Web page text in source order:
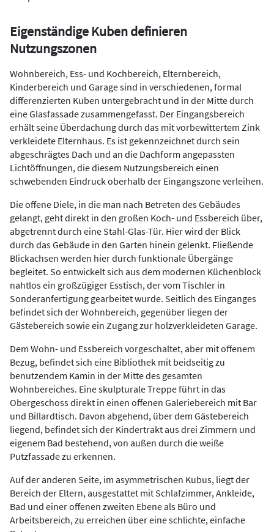
Eigenständige Kuben definieren
Nutzungszonen
Wohnbereich, Ess- und Kochbereich, Elternbereich,
Kinderbereich und Garage sind in verschiedenen, formal
differenzierten Kuben untergebracht und in der Mitte durch
eine Glasfassade zusammengefasst. Der Eingangsbereich
erhält seine Überdachung durch das mit vorbewittertem Zink
verkleidete Elternhaus. Es ist gekennzeichnet durch sein
abgeschrägtes Dach und an die Dachform angepassten
Lichtöffnungen, die diesem Nutzungsbereich einen
schwebenden Eindruck oberhalb der Eingangszone verleihen.
Die offene Diele, in die man nach Betreten des Gebäudes
gelangt, geht direkt in den großen Koch- und Essbereich über,
abgetrennt durch eine Stahl-Glas-Tür. Hier wird der Blick
durch das Gebäude in den Garten hinein gelenkt. Fließende
Blickachsen werden hier durch funktionale Übergänge
begleitet. So entwickelt sich aus dem modernen Küchenblock
nahtlos ein großzügiger Esstisch, der vom Tischler in
Sonderanfertigung gearbeitet wurde. Seitlich des Einganges
befindet sich der Wohnbereich, gegenüber liegen der
Gästebereich sowie ein Zugang zur holzverkleideten Garage.
Dem Wohn- und Essbereich vorgeschaltet, aber mit offenem
Bezug, befindet sich eine Bibliothek mit beidseitig zu
benutzendem Kamin in der Mitte des gesamten
Wohnbereiches. Eine skulpturale Treppe führt in das
Obergeschoss direkt in einen offenen Galeriebereich mit Bar
und Billardtisch. Davon abgehend, über dem Gästebereich
liegend, befindet sich der Kindertrakt aus drei Zimmern und
eigenem Bad bestehend, von außen durch die weiße
Putzfassade zu erkennen.
Auf der anderen Seite, im asymmetrischen Kubus, liegt der
Bereich der Eltern, ausgestattet mit Schlafzimmer, Ankleide,
Bad und einer offenen zweiten Ebene als Büro und
Arbeitsbereich, zu erreichen über eine schlichte, einfache